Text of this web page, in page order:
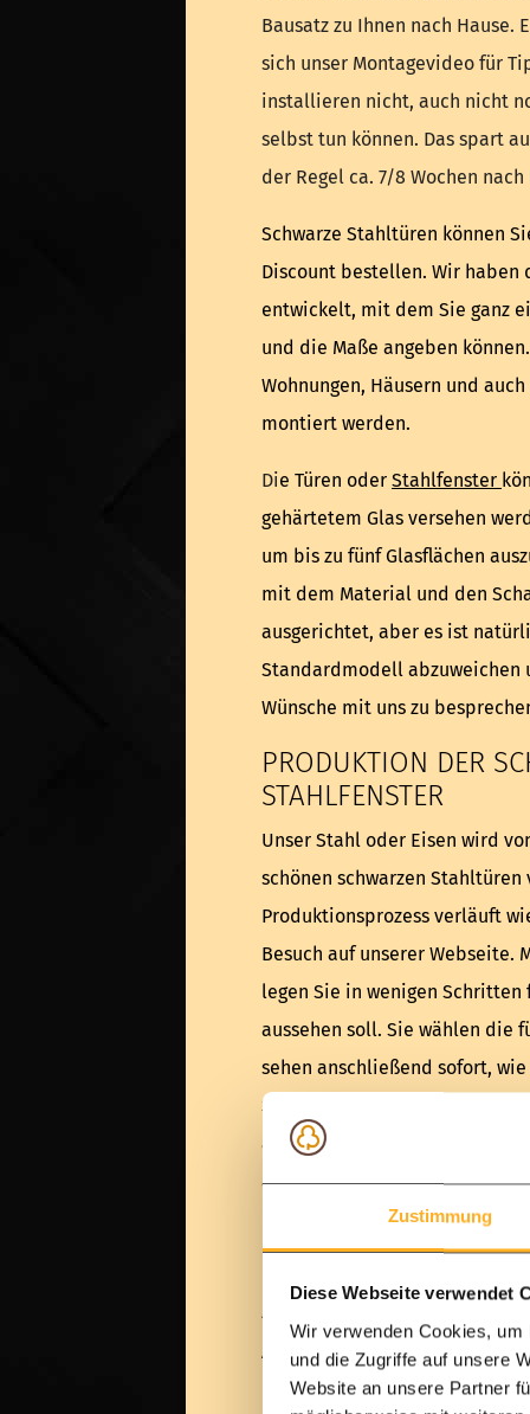
Zustimmung
Diese Webseite verwendet
Wir verwenden Cookies,
und die Zugriffe auf unsere
Website an unsere Partner
Bausatz zu Ihnen nach Hause.
sich unser Montagevideo für
installieren nicht, auch nicht
selbst tun können. Das spart
der Regel ca. 7/8 Wochen
Schwarze Stahltüren können
Discount bestellen. Wir haben
entwickelt, mit dem Sie ganz
und die Maße angeben
Wohnungen, Häusern und
montiert werden.
Die Türen oder Stahlfenster
gehärtetem Glas versehen
um bis zu fünf Glasflächen
mit dem Material und den
ausgerichtet, aber es ist
Standardmodell abzuweichen
Wünsche mit uns zu
PRODUKTION DER
STAHLFENSTER
Unser Stahl oder Eisen wird
schönen schwarzen
Produktionsprozess verläuft
Besuch auf unserer Webseite.
legen Sie in wenigen
aussehen soll. Sie wählen die
sehen anschließend sofort,
Standardmodell verändert.
als Ausgangsmodell, es
angeboten sowie auch andere
häufigsten ausgewählt
Farbe der Tür oder der Fenster.
ANZAHL GLASFLÄCHEN
Auch die Anzahl der
in einem der Schritte von